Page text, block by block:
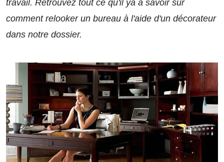
travail. Retrouvez tout ce qu'il ya à savoir sur
comment relooker un bureau à l'aide d'un décorateur
dans notre dossier.